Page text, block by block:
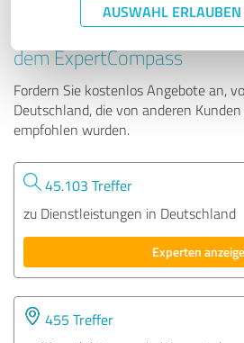
AUSWAHL ERLAUBEN
Tipp: Die passenden
dem ExpertCompass
Fordern Sie kostenlos Angebote an,
Deutschland, die von anderen
empfohlen wurden.
45.103 Treffer
zu Dienstleistungen in Deutschland
Experten
455 Treffer